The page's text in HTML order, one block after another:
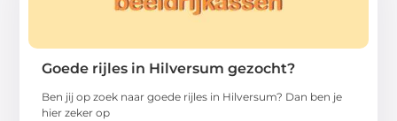
Goede rijles in Hilversum gezocht?
Ben jij op zoek naar goede rijles in Hilversum? Dan ben je
hier zeker op